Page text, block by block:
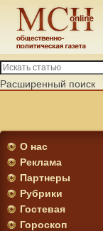
Расширенный поиск
О нас
Реклама
Партнеры
Рубрики
Гостевая
Гороскоп